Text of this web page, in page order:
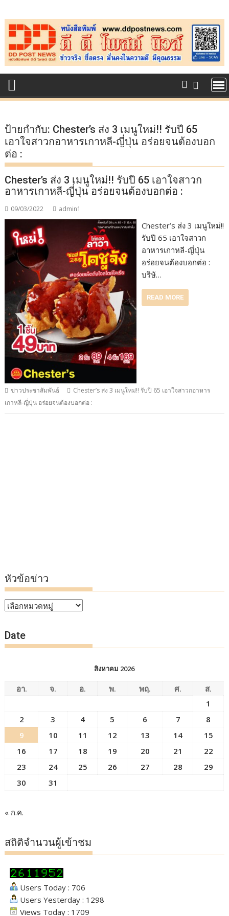
to
content
ป้ายกำกับ: Chester’s ส่ง 3 เมนูใหม่!! รับปี 65
เอาใจสาวกอาหารเกาหลี-ญี่ปุ่น อร่อยจนต้องบอก
ต่อ :
Chester’s ส่ง 3 เมนูใหม่!! รับปี 65 เอาใจสาวก
อาหารเกาหลี-ญี่ปุ่น อร่อยจนต้องบอกต่อ :
09/03/2022 admin1
Chester’s ส่ง 3 เมนูใหม่!!
รับปี 65 เอาใจสาวก
อาหารเกาหลี-ญี่ปุ่น
อร่อยจนต้องบอกต่อ :
บริษั…
READ MORE
ข่าวประชาสัมพันธ์
Chester’s ส่ง 3 เมนูใหม่!! รับปี 65 เอาใจสาวกอาหาร
เกาหลี-ญี่ปุ่น อร่อยจนต้องบอกต่อ :
หัวข้อข่าว
หัวข้อ
Date
สิงหาคม 2026
อา. จ. อ. พ. พฤ. ศ.
ส.
1
2
3 4 5 6 7
8
9
10 11 12 13 14
15
16
17 18 19 20 21
22
23
24 25 26 27 28
29
30
31
« ก.ค.
สถิติจำนวนผู้เข้าชม
Users Today : 706
Users Yesterday : 1298
Views Today : 1709